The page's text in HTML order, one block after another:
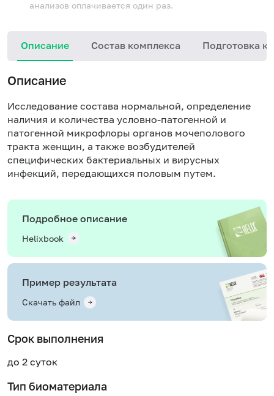
анализов оплачивается один раз.
Описание Состав комплекса Подготовка к
Описание
Исследование состава нормальной, определение
наличия и количества условно-патогенной и
патогенной микрофлоры органов мочеполового
тракта женщин, а также возбудителей
специфических бактериальных и вирусных
инфекций, передающихся половым путем.
Подробное описание
Helixbook
Пример результата
Скачать файл
Срок выполнения
до 2 суток
Тип биоматериала